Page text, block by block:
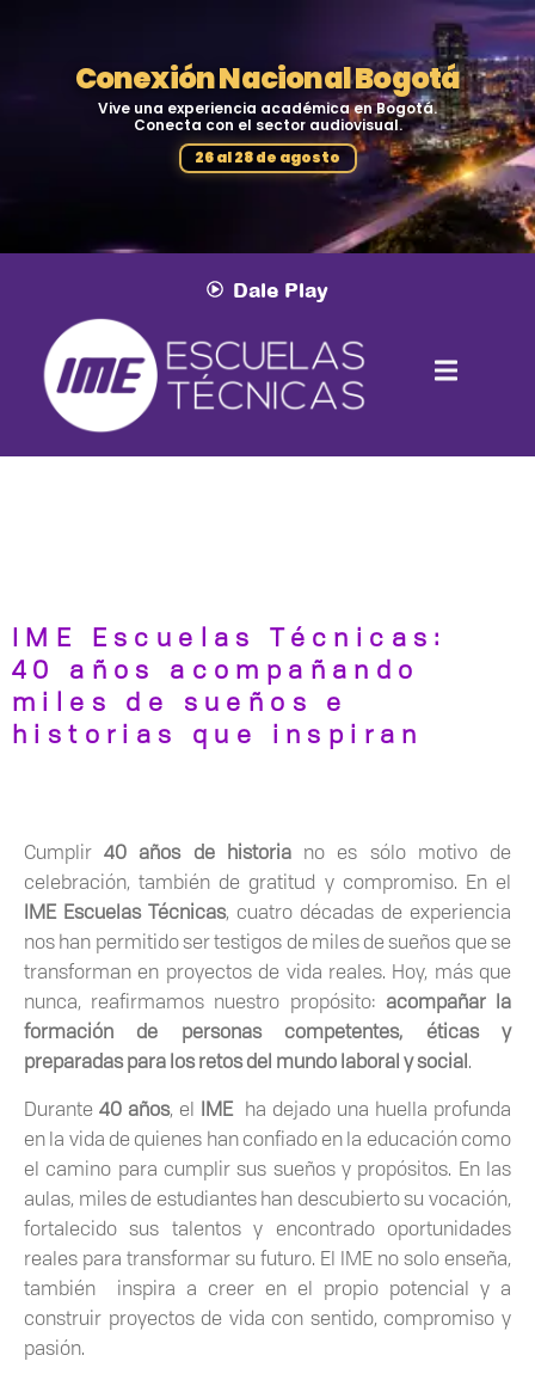
Conexión Nacional Bogotá
Vive una experiencia académica en Bogotá.
Conecta con el sector audiovisual.
26 al 28 de agosto
Dale Play
IME Escuelas Técnicas:
40 años acompañando
miles de sueños e
historias que inspiran
Cumplir40 años de historiano es sólo motivo de
celebración, también de gratitud y compromiso. En el
IME Escuelas Técnicas, cuatro décadas de experiencia
nos han permitido ser testigos de miles de sueños que se
transforman en proyectos de vida reales. Hoy, más que
nunca, reafirmamos nuestro propósito: acompañar la
formación de personas competentes, éticas y
preparadas para los retos del mundo laboral y social.
Durante 40 años, el IME ha dejado una huella profunda
en la vida de quienes han confiado en la educación como
el camino para cumplir sus sueños y propósitos. En las
aulas, miles de estudiantes han descubierto su vocación,
fortalecido sus talentos y encontrado oportunidades
reales para transformar su futuro. El IME no solo enseña,
también inspira a creer en el propio potencial y a
construir proyectos de vida con sentido, compromiso y
pasión.